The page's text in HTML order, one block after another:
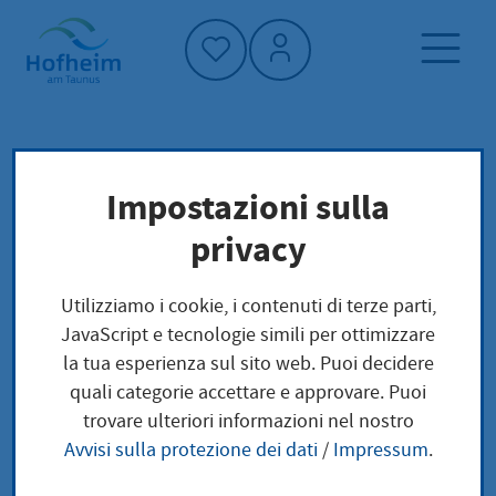
Home"
Pagina iniziale
Trova servizi
Preoccupazioni locali
Schulverweigerung
Schulverweigerung
Leistungsbeschreibung
Unter Schulverweigerung wird ein wiederkehrendes
Impostazioni sulla
privacy
Utilizziamo i cookie, i contenuti di terze parti,
JavaScript e tecnologie simili per ottimizzare
la tua esperienza sul sito web. Puoi decidere
quali categorie accettare e approvare. Puoi
trovare ulteriori informazioni nel nostro
Avvisi sulla protezione dei dati/ Impressum.